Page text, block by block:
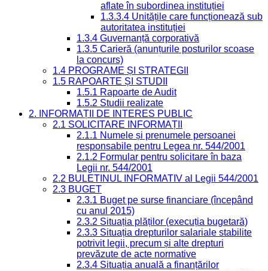
aflate în subordinea instituției
1.3.3.4 Unitățile care funcționează sub
autoritatea instituției
1.3.4 Guvernanță corporativă
1.3.5 Carieră (anunțurile posturilor scoase
la concurs)
1.4 PROGRAME ȘI STRATEGII
1.5 RAPOARTE ȘI STUDII
1.5.1 Rapoarte de Audit
1.5.2 Studii realizate
2. INFORMAȚII DE INTERES PUBLIC
2.1 SOLICITARE INFORMAȚII
2.1.1 Numele și prenumele persoanei
responsabile pentru Legea nr. 544/2001
2.1.2 Formular pentru solicitare în baza
Legii nr. 544/2001
2.2 BULETINUL INFORMATIV al Legii 544/2001
2.3 BUGET
2.3.1 Buget pe surse financiare (începând
cu anul 2015)
2.3.2 Situația plăților (execuția bugetară)
2.3.3 Situația drepturilor salariale stabilite
potrivit legii, precum și alte drepturi
prevăzute de acte normative
2.3.4 Situația anuală a finanțărilor